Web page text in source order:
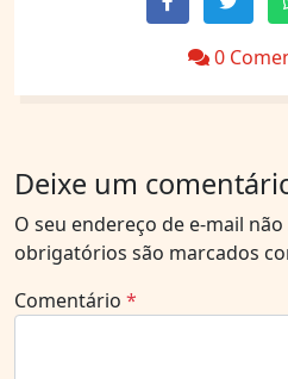
0
Deixe um
O seu endereço de e-mail
obrigatórios são marcados
Comentário *